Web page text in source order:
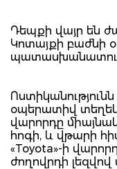
Դեպքի վայր են
Կոտայքի բաժնի
պատասխանատու
օպերատիվ
վարորդը
հոգի, և վթարի
«Toyota»-ի
ժողովրդի լեզվով